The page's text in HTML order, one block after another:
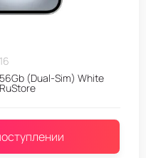
(Dual-Sim) White